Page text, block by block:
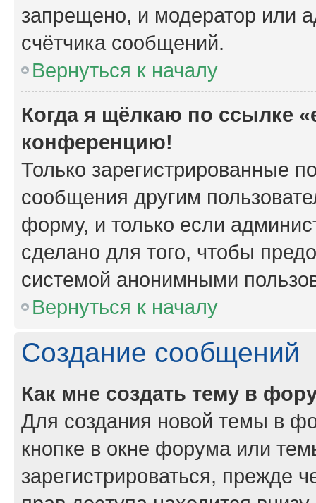
запрещено, и модератор или
счётчика сообщений.
Вернуться к началу
Когда я щёлкаю по ссылке
конференцию!
Только зарегистрированные
сообщения другим
форму, и только если
сделано для того, чтобы
системой анонимными
Вернуться к началу
Создание сообщений
Как мне создать тему в
Для создания новой темы в
кнопке в окне форума или
зарегистрироваться, прежде